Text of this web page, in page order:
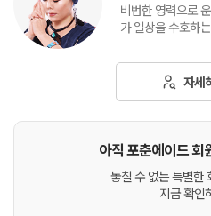
비범한 영력으로
가 일상을 수호하
자세
아직 포춘에이드 회
놓칠 수 없는 특별한
지금 확인